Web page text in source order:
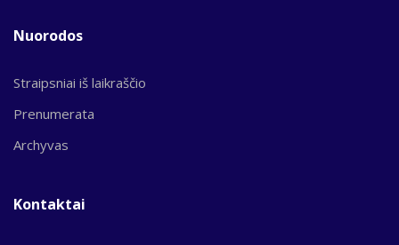
Nuorodos
Straipsniai iš laikraščio
Prenumerata
Archyvas
Kontaktai